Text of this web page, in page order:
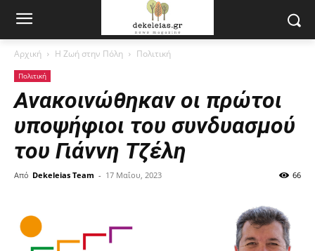
Αρχική Η Ζωή στην Πόλη Πολιτική
Πολιτική
Ανακοινώθηκαν οι πρώτοι
υποψήφιοι του συνδυασμού
του Γιάννη Τζέλη
Από Dekeleias Team - 17 Μαΐου, 2023 66